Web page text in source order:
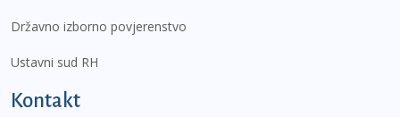
Državno izborno povjerenstvo
Ustavni sud RH
Kontakt